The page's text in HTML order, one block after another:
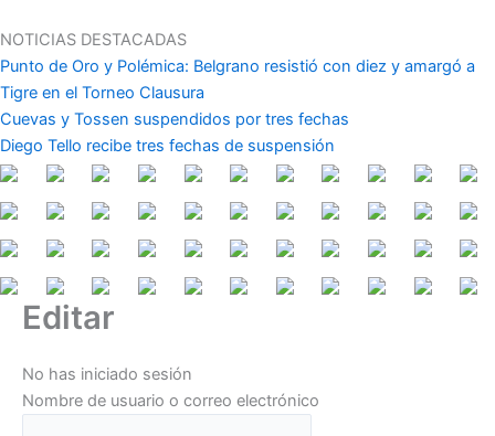
al
contenido
NOTICIAS DESTACADAS
Punto de Oro y Polémica: Belgrano resistió con diez y amargó a
Tigre en el Torneo Clausura
Cuevas y Tossen suspendidos por tres fechas
Diego Tello recibe tres fechas de suspensión
Editar
No has iniciado sesión
Nombre de usuario o correo electrónico